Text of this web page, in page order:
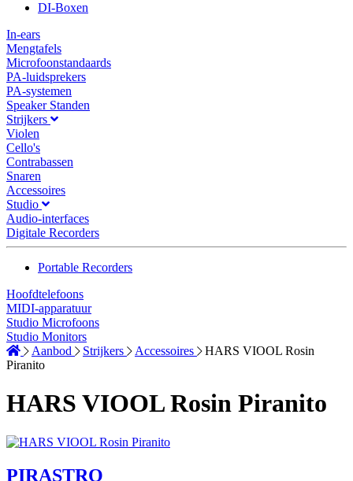
DI-Boxen
In-ears
Mengtafels
Microfoonstandaards
PA-luidsprekers
PA-systemen
Speaker Standen
Strijkers
Violen
Cello's
Contrabassen
Snaren
Accessoires
Studio
Audio-interfaces
Digitale Recorders
Portable Recorders
Hoofdtelefoons
MIDI-apparatuur
Studio Microfoons
Studio Monitors
Aanbod
Strijkers Accessoires
HARS VIOOL Rosin
Piranito
HARS VIOOL Rosin Piranito
PIRASTRO